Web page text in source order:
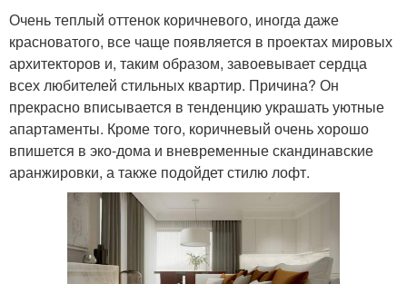
Очень теплый оттенок коричневого, иногда даже
красноватого, все чаще появляется в проектах мировых
архитекторов и, таким образом, завоевывает сердца
всех любителей стильных квартир. Причина? Он
прекрасно вписывается в тенденцию украшать уютные
апартаменты. Кроме того, коричневый очень хорошо
впишется в эко-дома и вневременные скандинавские
аранжировки, а также подойдет стилю лофт.